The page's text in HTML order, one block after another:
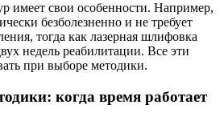
имеет свои особенности. Например,
безболезненно и не требует
тогда как лазерная шлифовка
недель реабилитации. Все эти
при выборе методики.
когда время работает